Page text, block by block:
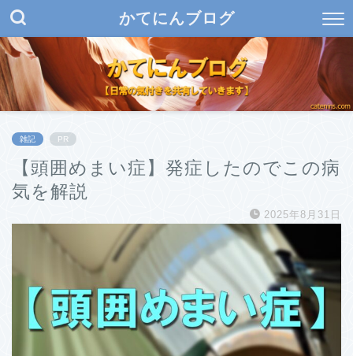
かてにんブログ
雑記 PR
【頭囲めまい症】発症したのでこの病
気を解説
2025年8月31日